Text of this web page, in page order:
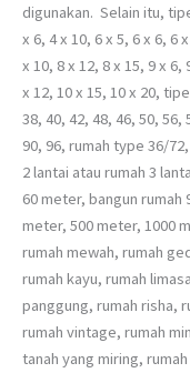
digunakan. Selain itu,
x 6, 4 x 10, 6 x 5, 6 x 6, 6
x 10, 8 x 12, 8 x 15, 9 x 6,
x 12, 10 x 15, 10 x 20,
38, 40, 42, 48, 46, 50, 56,
90, 96, rumah type 36/
2 lantai atau rumah 3
60 meter, bangun rumah
meter, 500 meter, 1000
rumah mewah, rumah
rumah kayu, rumah
panggung, rumah risha,
rumah vintage, rumah
tanah yang miring,